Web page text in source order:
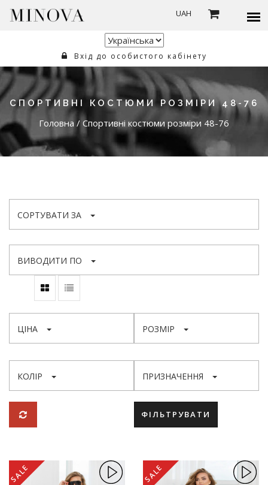
UAH
Вхід до особистого кабінету
СПОРТИВНІ КОСТЮМИ РОЗМІРИ 48-76
Головна / Спортивні костюми розміри 48-76
СОРТУВАТИ ЗА
ВИВОДИТИ ПО
ЦІНА РОЗМІР
КОЛІР ПРИЗНАЧЕННЯ
ФІЛЬТРУВАТИ
SALE SALE